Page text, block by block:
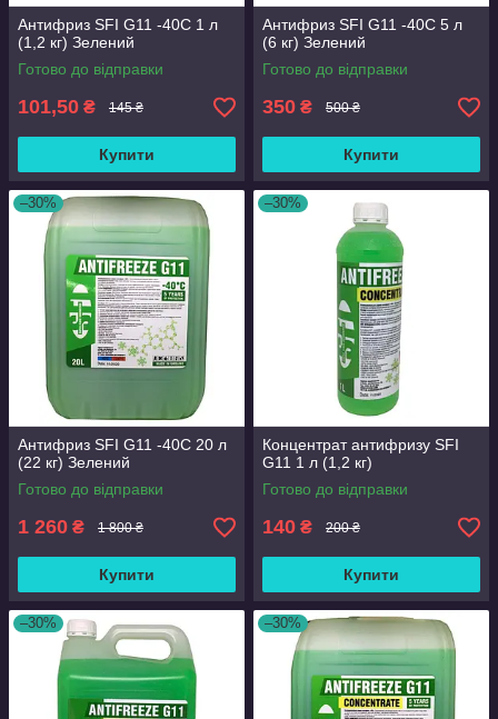
Антифриз SFI G11 -40C 1 л
(1,2 кг) Зелений
Готово до відправки
101,50 ₴ 145 ₴
Купити
Антифриз SFI G11 -40C 5 л
(6 кг) Зелений
Готово до відправки
350 ₴ 500 ₴
Купити
–30%
Антифриз SFI G11 -40C 20 л
(22 кг) Зелений
Готово до відправки
1 260 ₴ 1 800 ₴
Купити
–30%
Концентрат антифризу SFI
G11 1 л (1,2 кг)
Готово до відправки
140 ₴ 200 ₴
Купити
–30% –30%